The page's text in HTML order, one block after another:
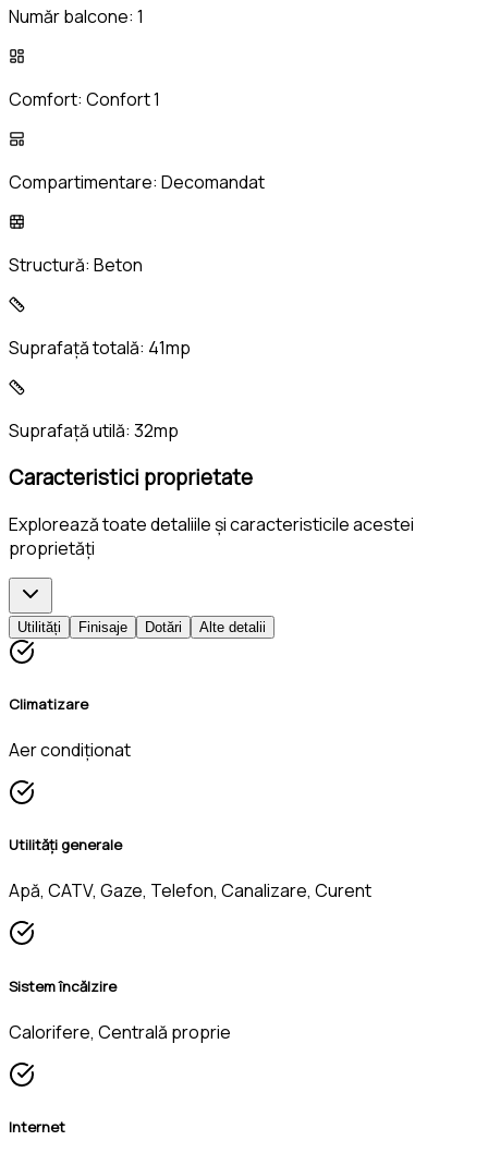
Număr balcone: 1
Comfort: Confort 1
Compartimentare: Decomandat
Structură: Beton
Suprafață totală: 41mp
Suprafață utilă: 32mp
Caracteristici proprietate
Explorează toate detaliile și caracteristicile acestei
proprietăți
Utilități Finisaje Dotări Alte detalii
Climatizare
Aer condiționat
Utilități generale
Apă, CATV, Gaze, Telefon, Canalizare, Curent
Sistem încălzire
Calorifere, Centrală proprie
Internet